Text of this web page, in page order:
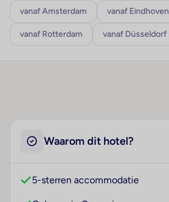
vanaf Amsterdam vanaf Eindhoven
vanaf Rotterdam vanaf Düsseldorf
Waarom dit hotel?
5-sterren accommodatie